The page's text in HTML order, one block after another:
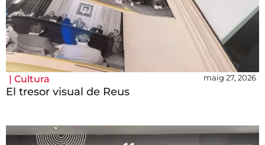
| Cultura maig 27, 2026
El tresor visual de Reus